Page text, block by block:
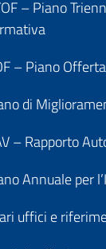
– Piano
– Piano
di
– Rapporto
Annuale per
uffici e